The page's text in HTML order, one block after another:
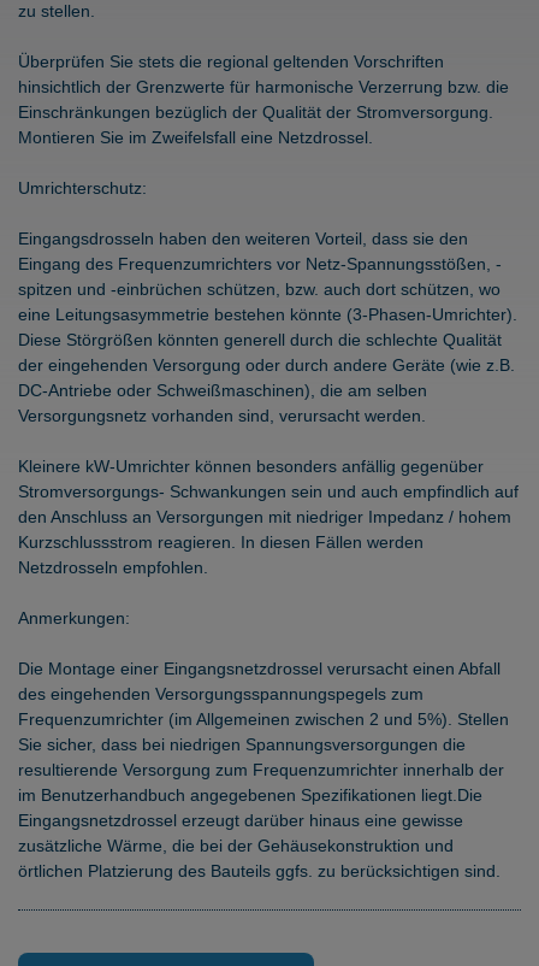
zu stellen.
Überprüfen Sie stets die regional geltenden Vorschriften
hinsichtlich der Grenzwerte für harmonische Verzerrung bzw. die
Einschränkungen bezüglich der Qualität der Stromversorgung.
Montieren Sie im Zweifelsfall eine Netzdrossel.
Umrichterschutz:
Eingangsdrosseln haben den weiteren Vorteil, dass sie den
Eingang des Frequenzumrichters vor Netz-Spannungsstößen, -
spitzen und -einbrüchen schützen, bzw. auch dort schützen, wo
eine Leitungsasymmetrie bestehen könnte (3-Phasen-Umrichter).
Diese Störgrößen könnten generell durch die schlechte Qualität
der eingehenden Versorgung oder durch andere Geräte (wie z.B.
DC-Antriebe oder Schweißmaschinen), die am selben
Versorgungsnetz vorhanden sind, verursacht werden.
Kleinere kW-Umrichter können besonders anfällig gegenüber
Stromversorgungs- Schwankungen sein und auch empfindlich auf
den Anschluss an Versorgungen mit niedriger Impedanz / hohem
Kurzschlussstrom reagieren. In diesen Fällen werden
Netzdrosseln empfohlen.
Anmerkungen:
Die Montage einer Eingangsnetzdrossel verursacht einen Abfall
des eingehenden Versorgungsspannungspegels zum
Frequenzumrichter (im Allgemeinen zwischen 2 und 5%). Stellen
Sie sicher, dass bei niedrigen Spannungsversorgungen die
resultierende Versorgung zum Frequenzumrichter innerhalb der
im Benutzerhandbuch angegebenen Spezifikationen liegt.Die
Eingangsnetzdrossel erzeugt darüber hinaus eine gewisse
zusätzliche Wärme, die bei der Gehäusekonstruktion und
örtlichen Platzierung des Bauteils ggfs. zu berücksichtigen sind.